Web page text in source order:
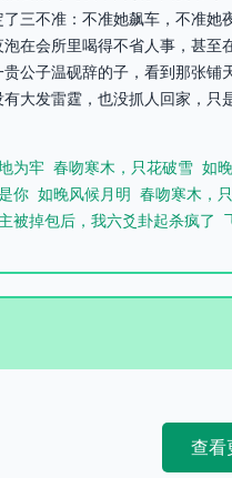
三不准：不准她飙车，不准
在会所里喝得不省人事，甚
公子温砚辞的子，看到那张
大发雷霆，也没抓人回家，
为牢 春吻寒木，只花破雪 如
你 如晚风候月明 春吻寒木，
被掉包后，我六爻卦起杀疯了
查看